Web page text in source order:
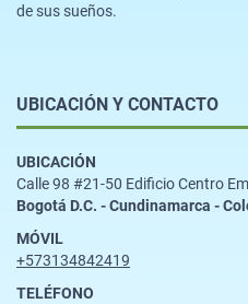
de sus sueños.
UBICACIÓN Y CONTACTO
UBICACIÓN
Calle 98 #21-50 Edificio Centro
Bogotá D.C. - Cundinamarca -
MÓVIL
+573134842419
TELÉFONO